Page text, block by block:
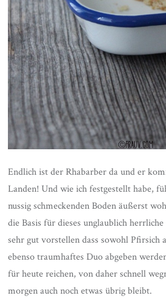
Endlich ist der Rhabarber da und er
Landen! Und wie ich festgestellt habe,
nussig schmeckenden Boden äußerst
die Basis für dieses unglaublich
sehr gut vorstellen dass sowohl Pfirsich
ebenso traumhaftes Duo abgeben
für heute reichen, von daher schnell
morgen auch noch etwas übrig bleibt.